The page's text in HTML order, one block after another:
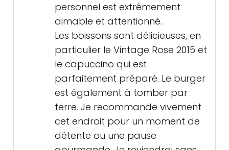
personnel est extrêmement
aimable et attentionné.
Les boissons sont délicieuses, en
particulier le Vintage Rose 2015 et
le capuccino qui est
parfaitement préparé. Le burger
est également à tomber par
terre. Je recommande vivement
cet endroit pour un moment de
détente ou une pause